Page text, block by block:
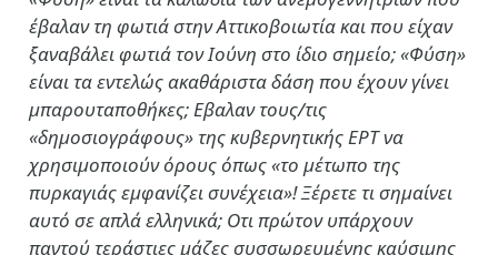
έβαλαν τη φωτιά στην Αττικοβοιωτία και που είχαν
ξαναβάλει φωτιά τον Ιούνη στο ίδιο σημείο; «Φύση»
είναι τα εντελώς ακαθάριστα δάση που έχουν γίνει
μπαρουταποθήκες; Εβαλαν τους/τις
«δημοσιογράφους» της κυβερνητικής ΕΡΤ να
χρησιμοποιούν όρους όπως «το μέτωπο της
πυρκαγιάς εμφανίζει συνέχεια»! Ξέρετε τι σημαίνει
αυτό σε απλά ελληνικά; Οτι πρώτον υπάρχουν
παντού τεράστιες μάζες συσσωρευμένης καύσιμης